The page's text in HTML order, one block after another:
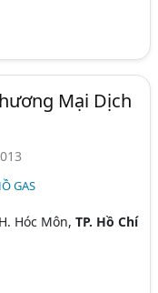
Mại Dịch
GAS
Hóc Môn,TP. Hồ Chí